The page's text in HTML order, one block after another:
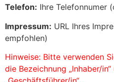
Telefon: Ihre Telefonnumer
Impressum: URL Ihres
empfohlen)
Hinweise: Bitte verwenden
die Bezeichnung „Inhaber/